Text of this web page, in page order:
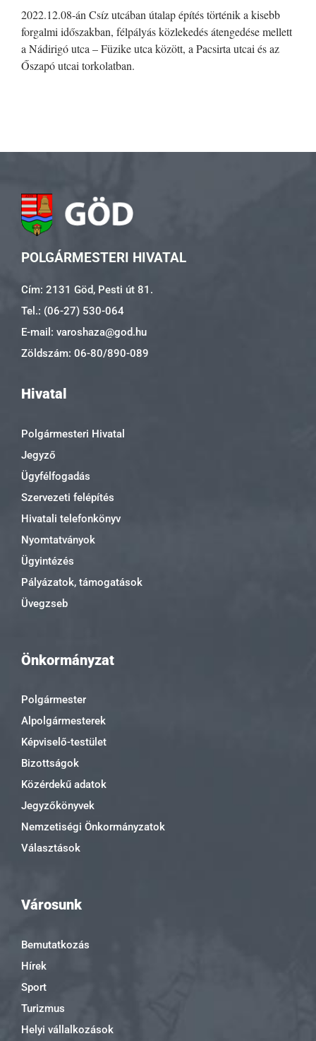
2022.12.08-án Csíz utcában útalap építés történik a kisebb
forgalmi időszakban, félpályás közlekedés átengedése mellett
a Nádirigó utca – Füzike utca között, a Pacsirta utcai és az
Őszapó utcai torkolatban.
POLGÁRMESTERI HIVATAL
Cím: 2131 Göd, Pesti út 81.
Tel.: (06-27) 530-064
E-mail: varoshaza@god.hu
Zöldszám: 06-80/890-089
Hivatal
Polgármesteri Hivatal
Jegyző
Ügyfélfogadás
Szervezeti felépítés
Hivatali telefonkönyv
Nyomtatványok
Ügyintézés
Pályázatok, támogatások
Üvegzseb
Önkormányzat
Polgármester
Alpolgármesterek
Képviselő-testület
Bizottságok
Közérdekű adatok
Jegyzőkönyvek
Nemzetiségi Önkormányzatok
Választások
Városunk
Bemutatkozás
Hírek
Sport
Turizmus
Helyi vállalkozások